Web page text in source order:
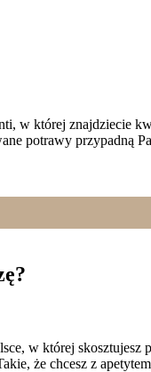
w której znajdziecie
potrawy przypadną
w której skosztujesz
że chcesz z